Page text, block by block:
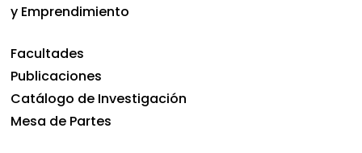
y Emprendimiento
Facultades
Publicaciones
Catálogo de Investigación
Mesa de Partes